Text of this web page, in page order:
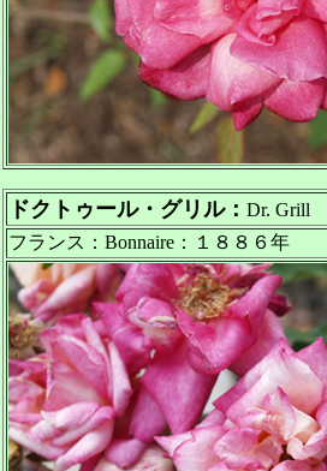
ドクトゥール・グリル： Dr. Grill
フランス：Bonnaire：１８８６年